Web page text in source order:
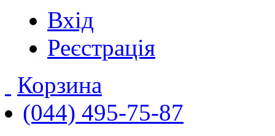
Вхід
Реєстрація
Корзина
(044) 495-75-87